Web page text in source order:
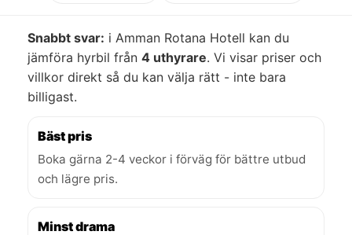
Snabbt svar: i Amman Rotana Hotell kan du
jämföra hyrbil från 4 uthyrare. Vi visar priser och
villkor direkt så du kan välja rätt - inte bara
billigast.
Bäst pris
Boka gärna 2-4 veckor i förväg för bättre utbud
och lägre pris.
Minst drama